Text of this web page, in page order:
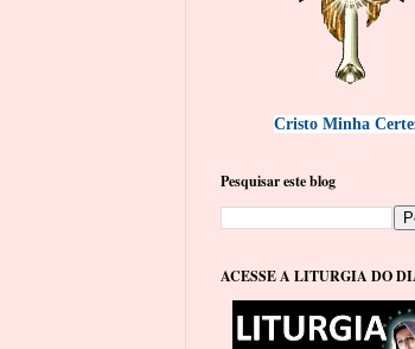
Cristo Minha
Pesquisar este blog
ACESSE A LITURGIA DO